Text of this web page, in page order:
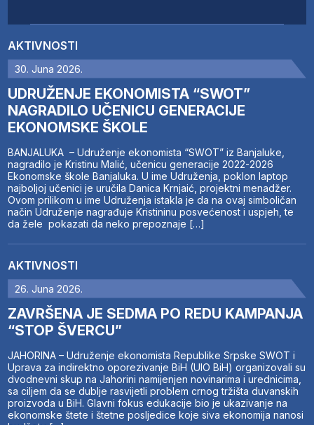
AKTIVNOSTI
30. Juna 2026.
UDRUŽENJE EKONOMISTA “SWOT”
NAGRADILO UČENICU GENERACIJE
EKONOMSKE ŠKOLE
BANJALUKA – Udruženje ekonomista “SWOT” iz Banjaluke,
nagradilo je Kristinu Malić, učenicu generacije 2022-2026
Ekonomske škole Banjaluka. U ime Udruženja, poklon laptop
najboljoj učenici je uručila Danica Krnjaić, projektni menadžer.
Ovom prilikom u ime Udruženja istakla je da na ovaj simboličan
način Udruženje nagrađuje Kristininu posvećenost i uspjeh, te
da žele pokazati da neko prepoznaje […]
AKTIVNOSTI
26. Juna 2026.
ZAVRŠENA JE SEDMA PO REDU KAMPANJA
“STOP ŠVERCU”
JAHORINA – Udruženje ekonomista Republike Srpske SWOT i
Uprava za indirektno oporezivanje BiH (UIO BiH) organizovali su
dvodnevni skup na Jahorini namijenjen novinarima i urednicima,
sa ciljem da se dublje rasvijetli problem crnog tržišta duvanskih
proizvoda u BiH. Glavni fokus edukacije bio je ukazivanje na
ekonomske štete i štetne posljedice koje siva ekonomija nanosi